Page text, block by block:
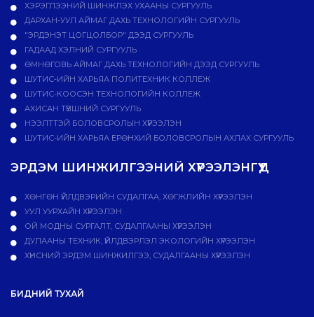
ХЭРЭГЛЭЭНИЙ ШИНЖЛЭХ УХААНЫ СУРГУУЛЬ
ДАРХАН-УУЛ АЙМАГ ДАХЬ ТЕХНОЛОГИЙН СУРГУУЛЬ
"ЭРДЭНЭТ ЦОГЦОЛБОР" ДЭЭД СУРГУУЛЬ
ГАДААД ХЭЛНИЙ СУРГУУЛЬ
ӨМНӨГОВЬ АЙМАГ ДАХЬ ТЕХНОЛОГИЙН ДЭЭД СУРГУУЛЬ
ШУТИС-ИЙН ХАРЬЯА ПОЛИТЕХНИК КОЛЛЕЖ
ШУТИС-КООСЭН ТЕХНОЛОГИЙН КОЛЛЕЖ
АХИСАН ТҮВШНИЙ СУРГУУЛЬ
НЭЭЛТТЭЙ БОЛОВСРОЛЫН ХҮРЭЭЛЭН
ШУТИС-ИЙН ХАРЬЯА ЕРӨНХИЙ БОЛОВСРОЛЫН АХЛАХ СУРГУУЛЬ
ЭРДЭМ ШИНЖИЛГЭЭНИЙ ХҮРЭЭЛЭНГҮҮД
ХӨНГӨН ҮЙЛДВЭРИЙН СУДАЛГАА, ХӨГЖЛИЙН ХҮРЭЭЛЭН
УУЛ УУРХАЙН ХҮРЭЭЛЭН
ОЙ МОДНЫ СУРГАЛТ, СУДАЛГААНЫ ХҮРЭЭЛЭН
ДУЛААНЫ ТЕХНИК, ҮЙЛДВЭРЛЭЛ ЭКОЛОГИЙН ХҮРЭЭЛЭН
ХҮНСНИЙ ЭРДЭМ ШИНЖИЛГЭЭ, СУДАЛГААНЫ ХҮРЭЭЛЭН
БИДНИЙ ТУХАЙ